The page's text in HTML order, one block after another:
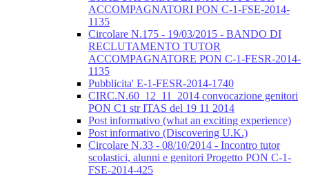
ACCOMPAGNATORI PON C-1-FSE-2014-
1135
Circolare N.175 - 19/03/2015 - BANDO DI
RECLUTAMENTO TUTOR
ACCOMPAGNATORE PON C-1-FESR-2014-
1135
Pubblicita' E-1-FESR-2014-1740
CIRC.N.60_12_11_2014 convocazione genitori
PON C1 str ITAS del 19 11 2014
Post informativo (what an exciting experience)
Post informativo (Discovering U.K.)
Circolare N.33 - 08/10/2014 - Incontro tutor
scolastici, alunni e genitori Progetto PON C-1-
FSE-2014-425